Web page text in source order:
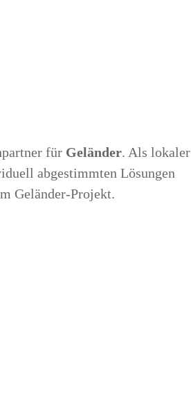
für Geländer. Als lokaler
abgestimmten Lösungen
Geländer-Projekt.